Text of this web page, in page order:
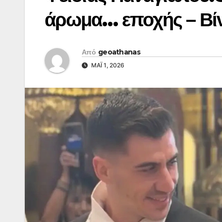
άρωμα… εποχής –
Από geoathanas
ΜΆΙ 1, 2026